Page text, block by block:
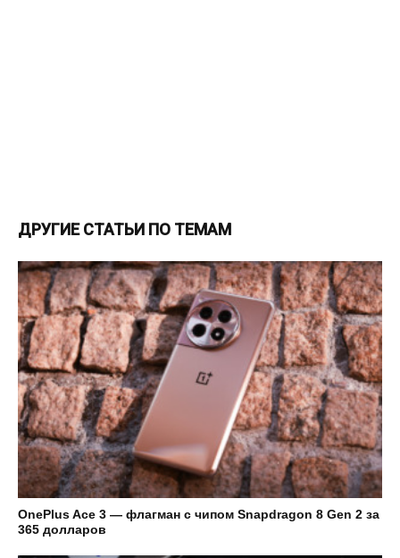
ДРУГИЕ СТАТЬИ ПО ТЕМАМ
OnePlus Ace 3 — флагман с чипом Snapdragon 8 Gen 2 за
365 долларов